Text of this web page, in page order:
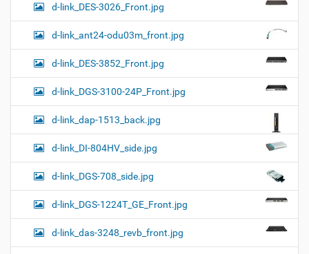
d-link_DES-3026_Front.jpg
d-link_ant24-odu03m_front.jpg
d-link_DES-3852_Front.jpg
d-link_DGS-3100-24P_Front.jpg
d-link_dap-1513_back.jpg
d-link_DI-804HV_side.jpg
d-link_DGS-708_side.jpg
d-link_DGS-1224T_GE_Front.jpg
d-link_das-3248_revb_front.jpg